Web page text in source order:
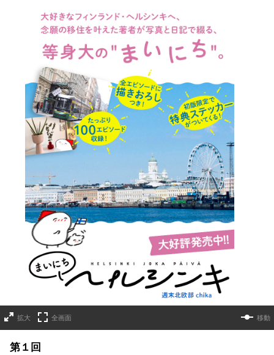
詳細ページへのリンク
拡大 全画面 移動
第１回